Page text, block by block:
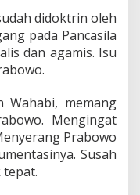
didoktrin oleh
pada Pancasila
dan agamis. Isu
memang
Mengingat
Prabowo
Susah
tepat.